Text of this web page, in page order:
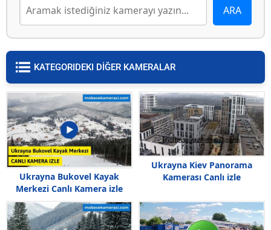
KATEGORIDEKI DİĞER KAMERALAR
Ukrayna Bukovel Kayak
Merkezi Canlı Kamera izle
Ukrayna Kiev Panorama
Kamerası Canlı izle